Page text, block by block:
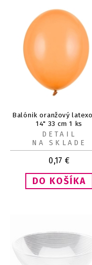
Balónik oranžový
14" 33 cm 1 ks
0,17 €
DETAIL
NA SKLADE